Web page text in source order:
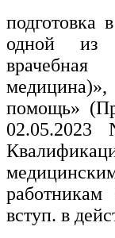
подготовка
одной из
помощь»
02.05.2023
вступ. в